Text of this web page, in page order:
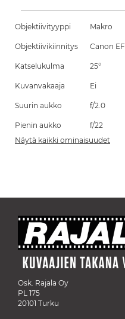
Objektiivityyppi Makro
Objektiivikiinnitys Canon EF
Katselukulma 25°
Kuvanvakaaja Ei
Suurin aukko f/2.0
Pienin aukko
f/22
Näytä kaikki ominaisuudet
Osk. Rajala Oy
PL 175
20101 Turku